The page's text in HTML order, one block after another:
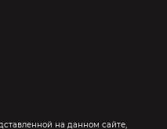
на данном сайте,